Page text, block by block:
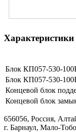
Характеристики
Блок КП057-530-
Блок КП057-530-
Концевой блок
Концевой блок
656056, Россия,
г. Барнаул, Мало-